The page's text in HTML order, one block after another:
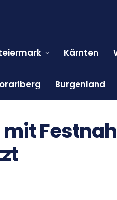
Kärnten
Burgenland